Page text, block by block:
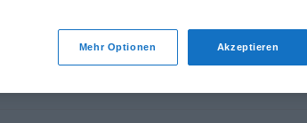
Mehr Optionen Akzeptieren